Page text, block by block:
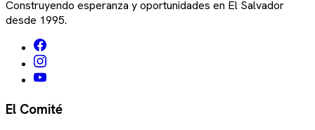
Construyendo esperanza y oportunidades en El Salvador
desde 1995.
El Comité